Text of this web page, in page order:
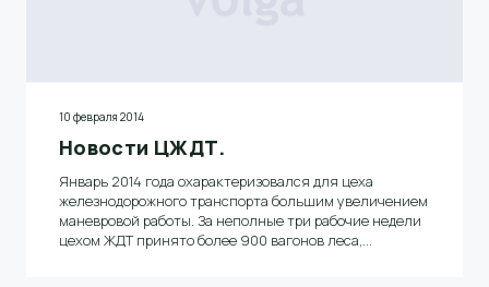
10 февраля 2014
Новости ЦЖДТ.
Январь 2014 года охарактеризовался для цеха
железнодорожного транспорта большим увеличением
маневровой работы. За неполные три рабочие недели
цехом ЖДТ принято более 900 вагонов леса,